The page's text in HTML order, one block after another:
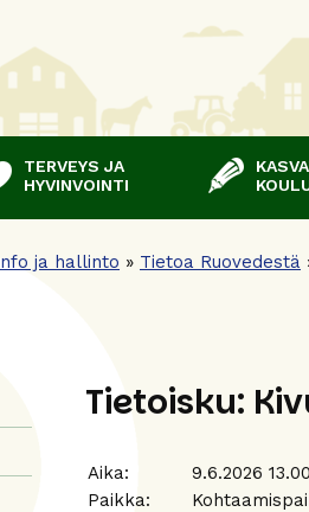
TERVEYS JA
HYVINVOINTI
ja hallinto » Tietoa Ruovedestä
Tietoisku:
Aika:
9.6.2026
Paikka: